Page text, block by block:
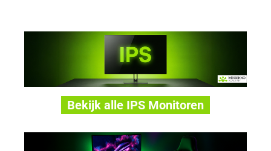
Bekijk alle IPS Monitoren